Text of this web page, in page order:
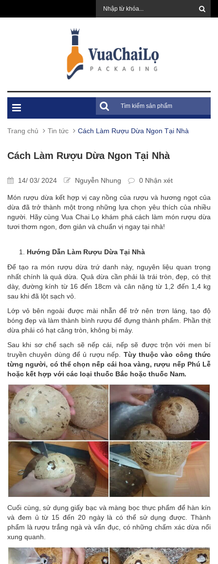
Trang chủ Tin tức Cách Làm Rượu Dừa Ngon Tại Nhà
Cách Làm Rượu Dừa Ngon Tại Nhà
14/ 03/ 2024 Nguyễn Nhung 0 Nhận xét
Món rượu dừa kết hợp vị cay nồng của rượu và hương ngọt của
dừa đã trở thành một trong những lựa chọn yêu thích của nhiều
người. Hãy cùng Vua Chai Lọ khám phá cách làm món rượu dừa
tươi thơm ngon, đơn giản và chuẩn vị ngay tại nhà!
Hướng Dẫn Làm Rượu Dừa Tại Nhà
Để tạo ra món rượu dừa trứ danh này, nguyên liệu quan trọng
nhất chính là quả dừa. Quả dừa cần phải là trái tròn, đẹp, có thịt
dày, đường kính từ 16 đến 18cm và cân nặng từ 1,2 đến 1,4 kg
sau khi đã lột sạch vỏ.
Lớp vỏ bên ngoài được mài nhẵn để trở nên trơn láng, tạo độ
bóng đẹp và làm thành bình rượu để đựng thành phẩm. Phần thịt
dừa phải có hạt căng tròn, không bị mảy.
Sau khi sơ chế sạch sẽ nếp cái, nếp sẽ được trộn với men bí
truyền chuyên dùng để ủ rượu nếp. Tùy thuộc vào công thức
từng người, có thể chọn nếp cái hoa vàng, rượu nếp Phú Lễ
hoặc kết hợp với các loại thuốc Bắc hoặc thuốc Nam.
Cuối cùng, sử dụng giấy bạc và màng bọc thực phẩm để hàn kín
và đem ủ từ 15 đến 20 ngày là có thể sử dụng được. Thành
phẩm là rượu trắng ngà và vẩn đục, có những chấm xác dừa nổi
xung quanh.